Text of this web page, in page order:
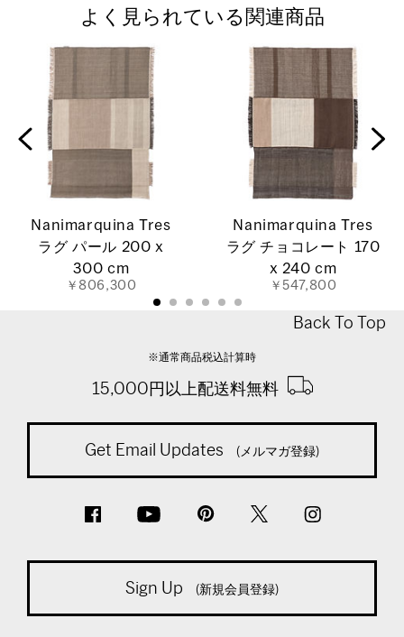
よく見られている関連商品
Nanimarquina Tres
ラグ パール 200 x
300 cm
￥806,300
Nanimarquina Tres
ラグ チョコレート 170
x 240 cm
￥547,800
Back To Top
※通常商品税込計算時
15,000円以上配送料無料
Get Email Updates (メルマガ登録)
Sign Up (新規会員登録)